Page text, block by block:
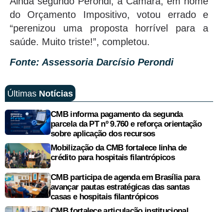
do Orçamento Impositivo, votou errado e
“perenizou uma proposta horrível para a
saúde. Muito triste!”, completou.
Fonte: Assessoria Darcísio Perondi
Últimas Notícias
CMB informa pagamento da segunda
parcela da PT nº 9.760 e reforça orientação
sobre aplicação dos recursos
Mobilização da CMB fortalece linha de
crédito para hospitais filantrópicos
CMB participa de agenda em Brasília para
avançar pautas estratégicas das santas
casas e hospitais filantrópicos